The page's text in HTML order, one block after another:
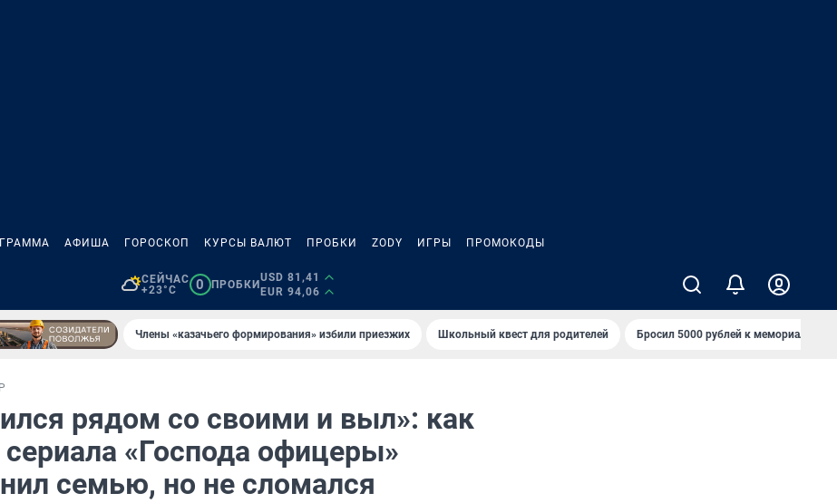
АФИША ГОРОСКОП КУРСЫ ВАЛЮТ ПРОБКИ ZODY ИГРЫ ПРОМОКОДЫ
СЕЙЧАС
+23°C
0 ПРОБКИ
USD 81,41
EUR 94,06
Члены «казачьего формирования» избили приезжих Школьный квест для родителей Бросил 5000 рублей к мемориалу
рядом со своими и выл»: как
сериала «Господа офицеры»
семью, но не сломался